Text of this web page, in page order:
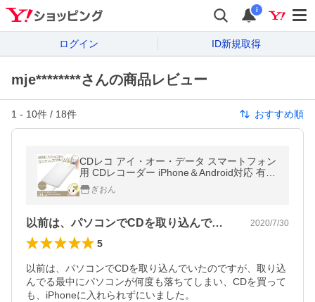
i
ログイン ID新規取得
mje********さんの商品レビュー
1 - 10件 / 18件 おすすめ順
CDレコ アイ・オー・データ スマートフォン
用 CDレコーダー iPhone＆Android対応 有線
タイプ CDRI-LU24IXA
ぎおん
以前は、パソコンでCDを取り込んでいた… 2020/7/30
5
以前は、パソコンでCDを取り込んでいたのですが、取り込
んでる最中にパソコンが何度も落ちてしまい、CDを買って
も、iPhoneに入れられずにいました。